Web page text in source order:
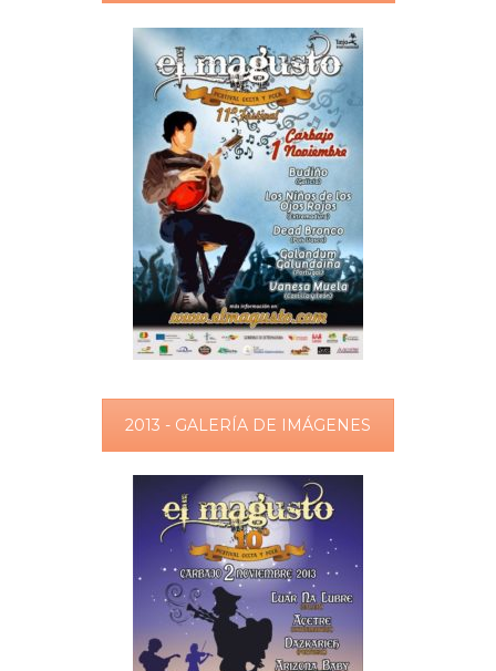
2013 - GALERÍA DE IMÁGENES